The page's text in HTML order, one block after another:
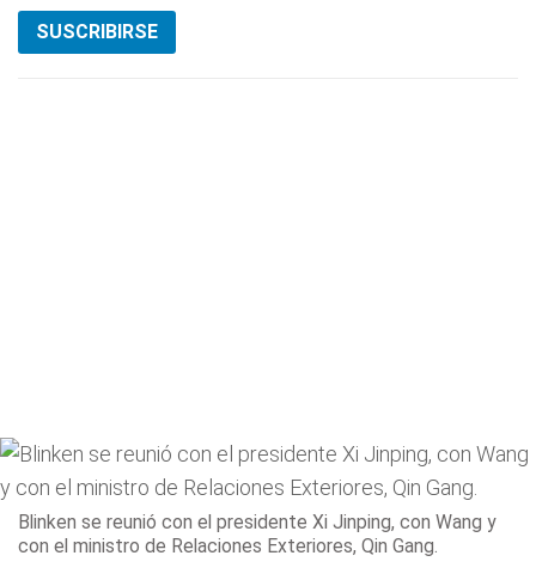
SUSCRIBIRSE
Blinken se reunió con el presidente Xi Jinping, con Wang y
con el ministro de Relaciones Exteriores, Qin Gang.